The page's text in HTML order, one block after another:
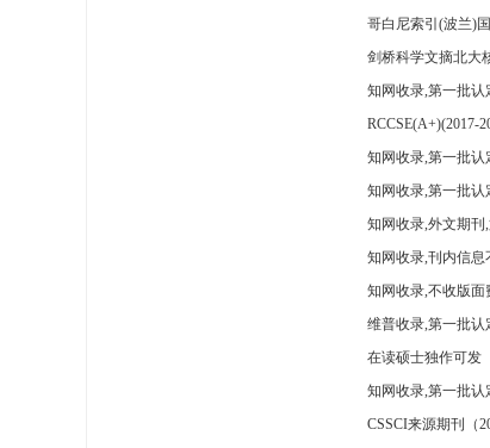
哥白尼索引(波兰)
剑桥科学文摘北大
知网收录,第一批
RCCSE(A+)(2017-
知网收录,第一批认
知网收录,第一批
知网收录,外文期刊
知网收录,刊内信息
知网收录,不收版面
维普收录,第一批认
在读硕士独作可发
知网收录,第一批认
CSSCI来源期刊（